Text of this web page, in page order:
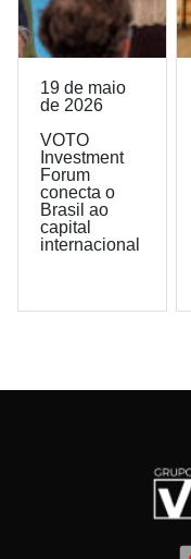
19 de maio
de 2026
VOTO
Investment
Forum
conecta o
Brasil ao
capital
internacional